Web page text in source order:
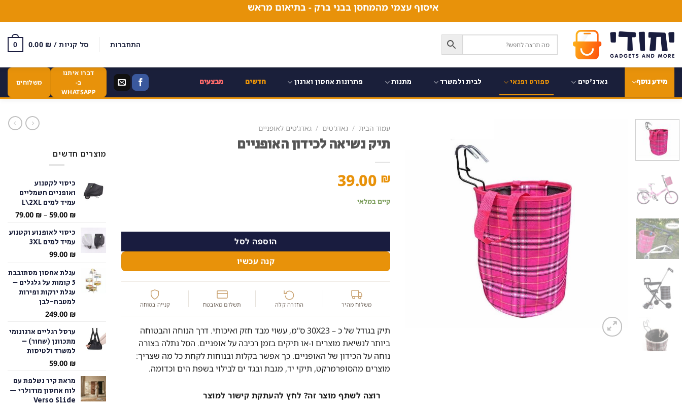
content
איסוף עצמי מהמחסן בבני ברק - בתיאום מראש
התחברות סל קניות / 0.00 ₪
0
מידע נוסף גאדג'טים ספורט ופנאי לבית ולמשרד מתנות פתרונות אחסון וארגון חדשים מבצעים
דברו איתנו
ב-
WHATSAPP
משלוחים
עמוד הבית / גאדג'טים / גאדג'טים לאופניים
תיק נשיאה לכידון האופניים
39.00 ₪
קיים במלאי
הוספה לסל
קנה עכשיו
משלוח מהיר החזרה קלה תשלום מאובטח קנייה בטוחה
תיק בגודל של כ – 30X23 ס"מ, עשוי מבד חזק ואיכותי. דרך הנוחה והבטוחה
ביותר לנשיאת מוצרים ו-או תיקים בזמן רכיבה על אופניים. הסל נתלה בצורה
נוחה על הכידון של האופניים. כך אפשר בקלות ובנוחות לקחת כל מה שצריך:
מוצרים מהסופרמרקט, תיקי יד, מגבת ובגד ים לבילוי בשפת הים וכדומה.
רוצה לשתף מוצר זה? לחץ להעתקת קישור למוצר
מוצרים חדשים
כיסוי לקטנוע
ואופניים חשמליים
עמיד למים L\2XL
59.00 ₪
–
79.00 ₪
טווח
כיסוי לאופנוע וקטנוע
עמיד למים 3XL
99.00 ₪
עגלת אחסון מסתובבת
5 קומות על גלגלים –
עגלת ירקות ופירות
למטבח-לבן
249.00 ₪
ערסל רגליים ארגונומי
מתכוונן (שחור) –
למשרד ולטיסות
59.00 ₪
מראת קיר נשלפת עם
לוח אחסון מודולרי —
Verso Slide